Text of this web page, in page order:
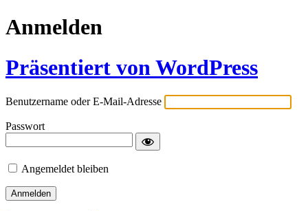
Anmelden
Präsentiert von WordPress
Benutzername oder E-Mail-Adresse
Passwort
Angemeldet bleiben